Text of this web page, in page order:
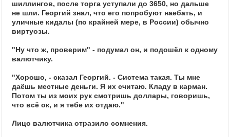
шиллингов, после торга уступали до 3650, но дальше
не шли. Георгий знал, что его попробуют наебать, и
уличные кидалы (по крайней мере, в России) обычно
виртуозы.
"Ну что ж, проверим" - подумал он, и подошёл к одному
валютчику.
"Хорошо, - сказал Георгий. - Система такая. Ты мне
даёшь местные деньги. Я их считаю. Кладу в карман.
Потом ты из моих рук смотришь доллары, говоришь,
что всё ок, и я тебе их отдаю."
Лицо валютчика отразило сомнения.